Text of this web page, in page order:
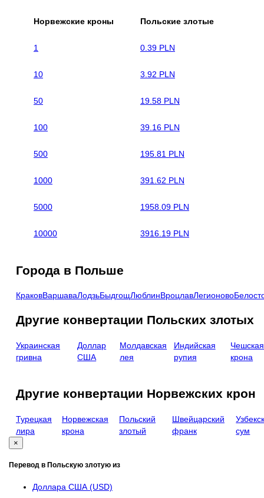
Норвежские кроны Польские злотые
1 0.39 PLN
10 3.92 PLN
50 19.58 PLN
100 39.16 PLN
500 195.81 PLN
1000 391.62 PLN
5000 1958.09 PLN
10000 3916.19 PLN
Города в Польше
КраковВаршаваЛодзьБыдгощЛюблинВроцлавЛегионово
Другие конвертации Польских злотых
Украинская
гривна
Доллар
США
Молдавская
лея
Индийская
рупия
Чешская
крона
Другие конвертации Норвежских крон
Турецкая
лира
Норвежская
крона
Польский
злотый
Швейцарский
франк
сум
×
Перевод в Польскую злотую из
Доллара США (USD)